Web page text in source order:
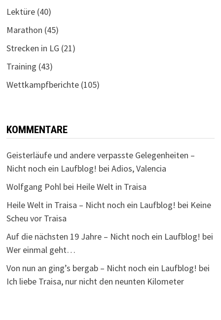
Lektüre(40)
Marathon (45)
Strecken in LG (21)
Training (43)
Wettkampfberichte(105)
KOMMENTARE
Geisterläufe und andere verpasste Gelegenheiten –
Nicht noch ein Laufblog! bei Adios, Valencia
Wolfgang Pohlbei Heile Welt in Traisa
Heile Welt in Traisa – Nicht noch ein Laufblog! bei Keine
Scheu vor Traisa
Auf die nächsten 19 Jahre – Nicht noch ein Laufblog! bei
Wer einmal geht…
Von nun an ging’s bergab – Nicht noch ein Laufblog! bei
Ich liebe Traisa, nur nicht den neunten Kilometer